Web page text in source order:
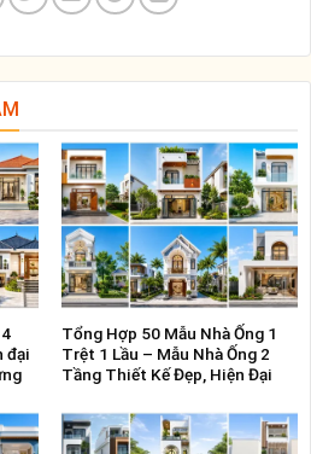
đại
Tổng Hợp 50 Mẫu Nhà Ống 1
Trệt 1 Lầu – Mẫu Nhà Ống 2
Tầng Thiết Kế Đẹp, Hiện Đại